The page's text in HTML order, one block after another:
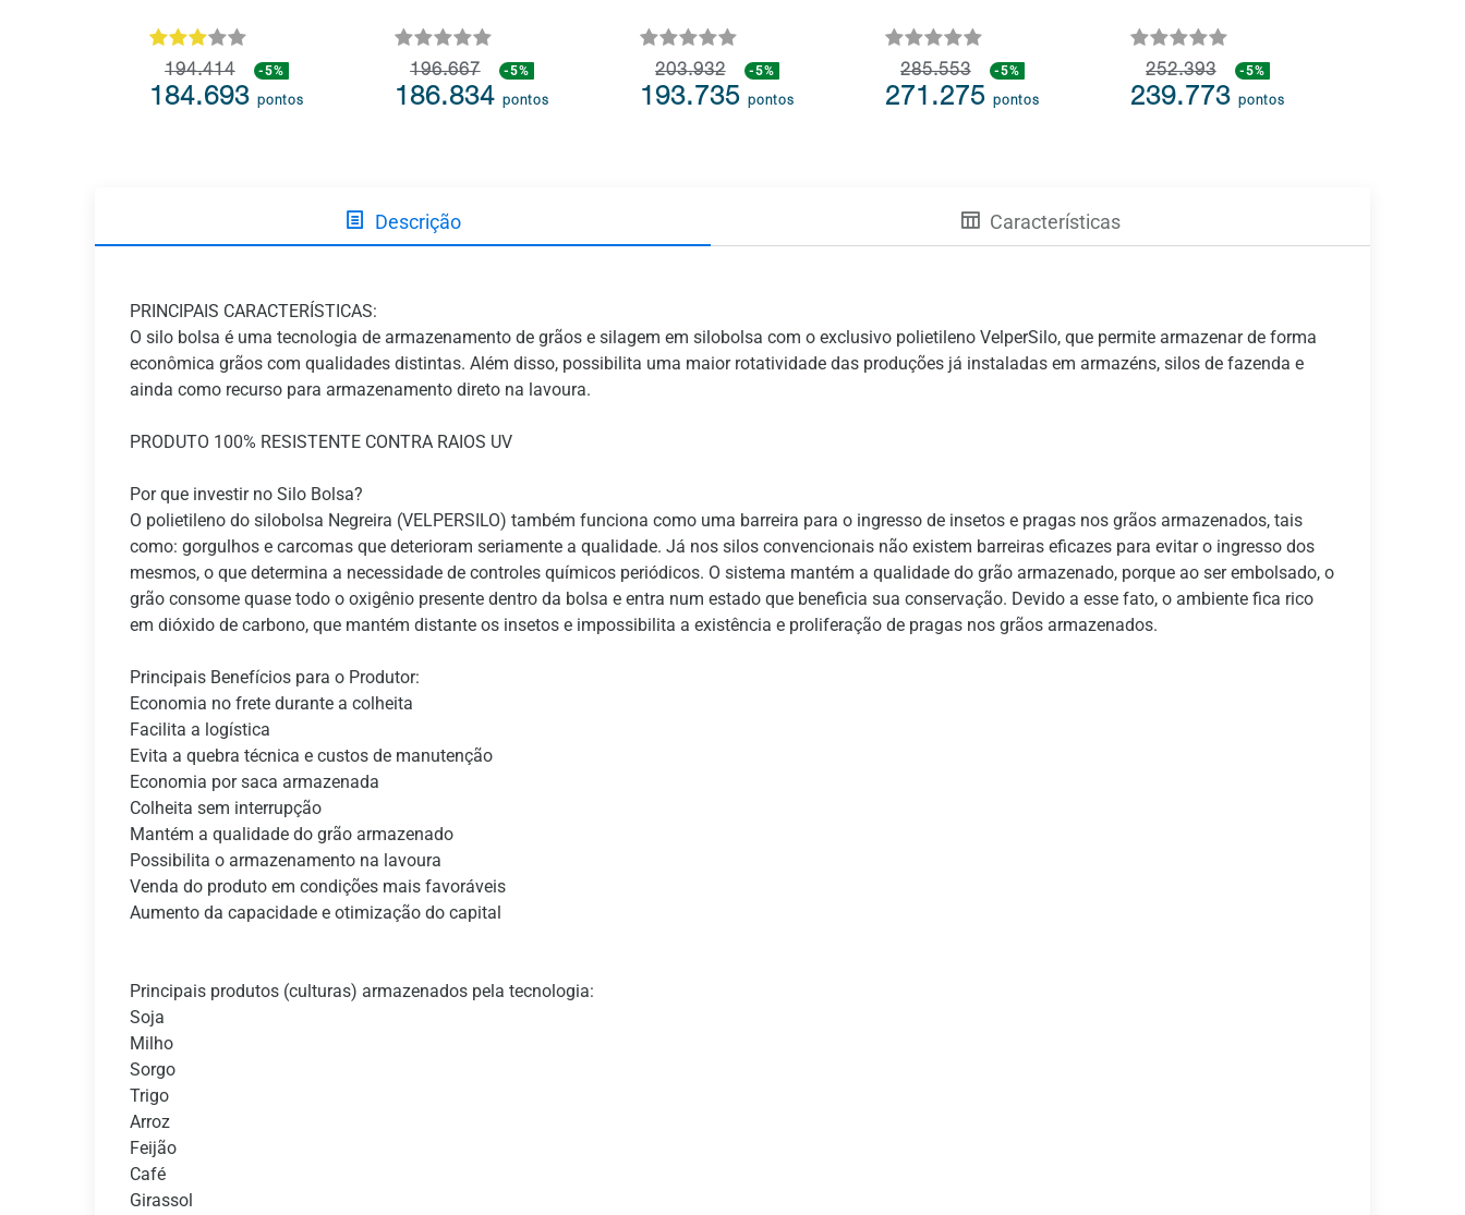
194.414 -5%
184.693pontos
196.667 -5%
186.834pontos
203.932 -5%
193.735pontos
285.553 -5%
271.275pontos
252.393 -5%
239.773pontos
Descrição Características
PRINCIPAIS CARACTERÍSTICAS:
O silo bolsa é uma tecnologia de armazenamento de grãos e silagem em silobolsa com o exclusivo polietileno VelperSilo, que permite armazenar de forma
econômica grãos com qualidades distintas. Além disso, possibilita uma maior rotatividade das produções já instaladas em armazéns, silos de fazenda e
ainda como recurso para armazenamento direto na lavoura.
PRODUTO 100% RESISTENTE CONTRA RAIOS UV
Por que investir no Silo Bolsa?
O polietileno do silobolsa Negreira (VELPERSILO) também funciona como uma barreira para o ingresso de insetos e pragas nos grãos armazenados, tais
como: gorgulhos e carcomas que deterioram seriamente a qualidade. Já nos silos convencionais não existem barreiras eficazes para evitar o ingresso dos
mesmos, o que determina a necessidade de controles químicos periódicos. O sistema mantém a qualidade do grão armazenado, porque ao ser embolsado, o
grão consome quase todo o oxigênio presente dentro da bolsa e entra num estado que beneficia sua conservação. Devido a esse fato, o ambiente fica rico
em dióxido de carbono, que mantém distante os insetos e impossibilita a existência e proliferação de pragas nos grãos armazenados.
Principais Benefícios para o Produtor:
Economia no frete durante a colheita
Facilita a logística
Evita a quebra técnica e custos de manutenção
Economia por saca armazenada
Colheita sem interrupção
Mantém a qualidade do grão armazenado
Possibilita o armazenamento na lavoura
Venda do produto em condições mais favoráveis
Aumento da capacidade e otimização do capital
Principais produtos (culturas) armazenados pela tecnologia:
Soja
Milho
Sorgo
Trigo
Arroz
Feijão
Café
Girassol